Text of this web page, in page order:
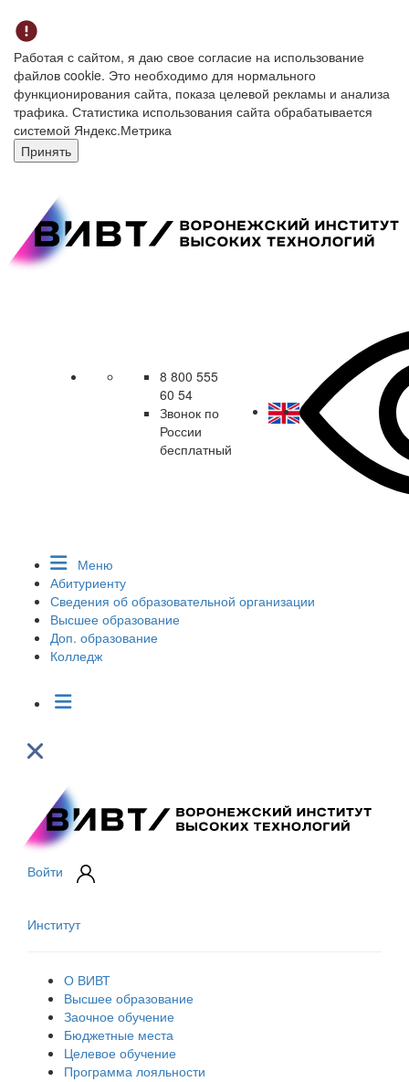
Работая с сайтом, я даю свое согласие на использование
файлов cookie. Это необходимо для нормального
функционирования сайта, показа целевой рекламы и анализа
трафика. Статистика использования сайта обрабатывается
системой Яндекс.Метрика
Принять
8 800 555
60 54
Звонок по
России
бесплатный
Меню
Абитуриенту
Сведения об образовательной организации
Высшее образование
Доп. образование
Колледж
Войти
Институт
О ВИВТ
Высшее образование
Заочное обучение
Бюджетные места
Целевое обучение
Программа лояльности